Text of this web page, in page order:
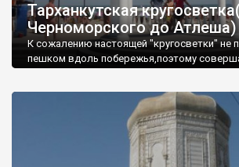
Тарханкутская
Черноморского до Атлеша)
К сожалению настоящей "кругосветки" не
пешком вдоль побережья,поэтому